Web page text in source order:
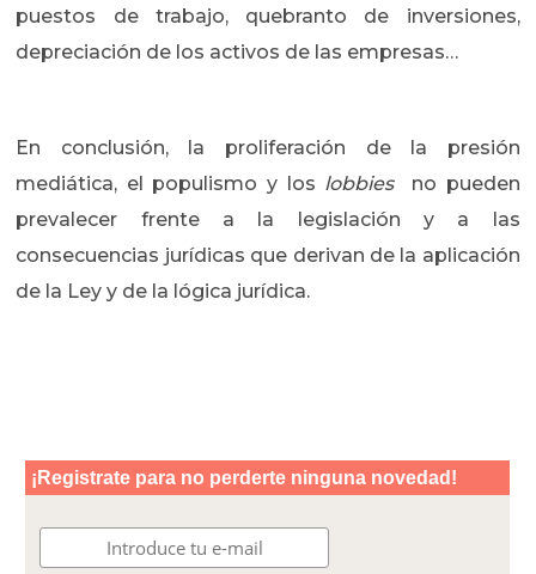
puestos de trabajo, quebranto de inversiones,
depreciación de los activos de las empresas…
En conclusión, la proliferación de la presión
mediática, el populismo y los lobbies
no pueden
prevalecer frente a la legislación y a las
consecuencias jurídicas que derivan de la aplicación
de la Ley y de la lógica jurídica.